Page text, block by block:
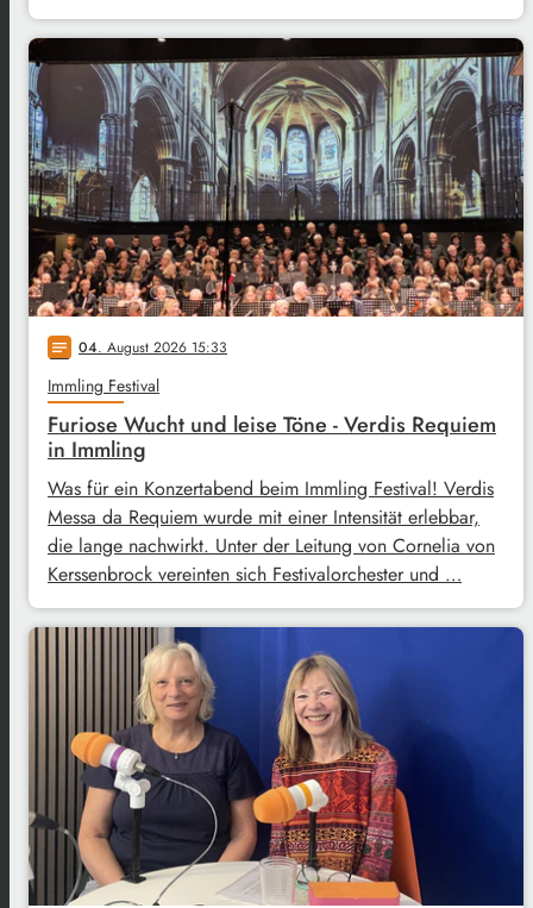
notes 04. August 2026 15:33
Immling Festival
Furiose Wucht und leise Töne - Verdis Requiem
in Immling
Was für ein Konzertabend beim Immling Festival! Verdis
Messa da Requiem wurde mit einer Intensität erlebbar,
die lange nachwirkt. Unter der Leitung von Cornelia von
Kerssenbrock vereinten sich Festivalorchester und …